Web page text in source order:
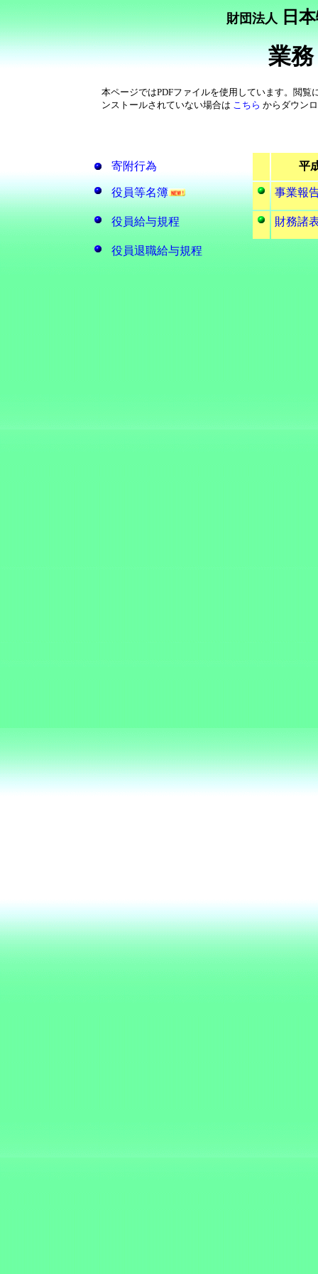
財団法人 日
業
本ページではPDFファイルを使用しています。閲覧
ンストールされていない場合は こちら からダウン
寄附行為 平
役員等名簿 事業報
役員給与規程 財務諸
役員退職給与規程